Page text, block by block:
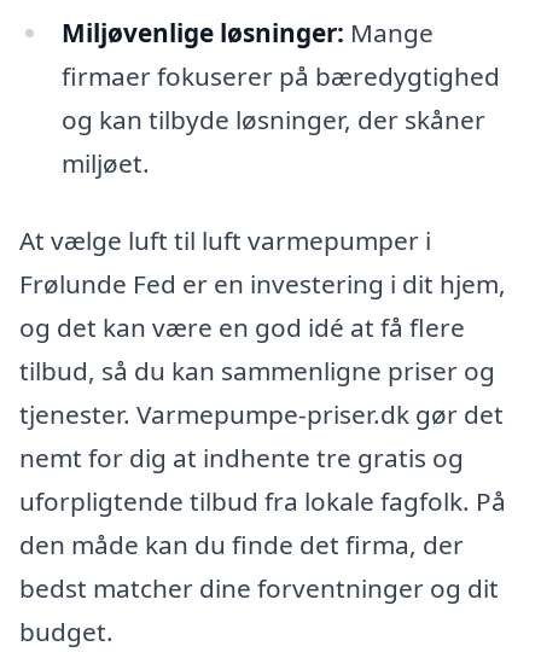
Miljøvenlige løsninger: Mange
firmaer fokuserer på bæredygtighed
og kan tilbyde løsninger, der skåner
miljøet.
At vælge luft til luft varmepumper i
Frølunde Fed er en investering i dit hjem,
og det kan være en god idé at få flere
tilbud, så du kan sammenligne priser og
tjenester. Varmepumpe-priser.dk gør det
nemt for dig at indhente tre gratis og
uforpligtende tilbud fra lokale fagfolk. På
den måde kan du finde det firma, der
bedst matcher dine forventninger og dit
budget.